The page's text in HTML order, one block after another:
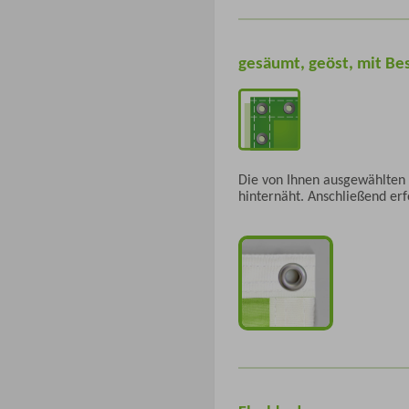
gesäumt, geöst, mit
Die von Ihnen
hinternäht. Anschließend